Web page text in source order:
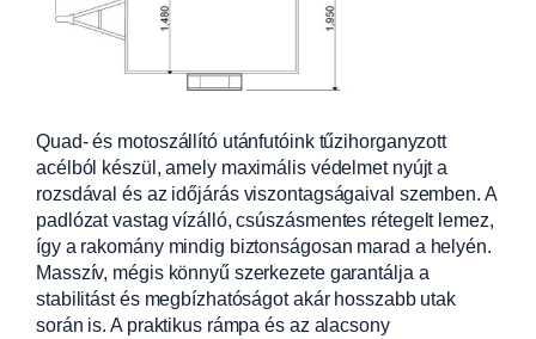
Quad- és motoszállító utánfutóink tűzihorganyzott
acélból készül, amely maximális védelmet nyújt a
rozsdávalés az időjárás viszontagságaival szemben. A
padlózat vastag vízálló, csúszásmentes rétegelt lemez,
így a rakomány mindig biztonságosan marad a helyén.
Masszív, mégis könnyű szerkezete garantálja a
stabilitást és megbízhatóságot akár hosszabb utak
során is. A praktikus rámpa és az alacsony